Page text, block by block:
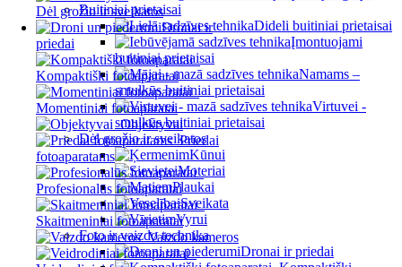
Dėl grožio ir sveikatos
Dronai ir
priedai
Kompaktiški fotoaparatai
Momentiniai fotoaparatai
Objektyvai
Priedai
fotoaparatams
Profesionalūs fotoaparatai
Skaitmeniniai fotoaparatai
Vaizdo kameros
Buitiniai prietaisai
Dideli buitiniai prietaisai
Įmontuojami
buitiniai prietaisai
Namams –
smulkūs buitiniai prietaisai
Virtuvei -
smulkūs buitiniai prietaisai
Dėl grožio ir sveikatos
Kūnui
Moteriai
Plaukai
Sveikata
Vyrui
Foto ir vaizdo technika
Dronai ir priedai